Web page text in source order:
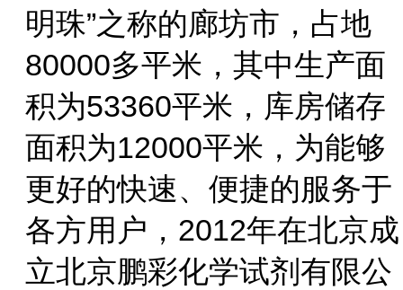
明珠”之称的廊坊市，占地
80000多平米，其中生产面
积为53360平米，库房储存
面积为12000平米，为能够
更好的快速、便捷的服务于
各方用户，2012年在北京成
立北京鹏彩化学试剂有限公